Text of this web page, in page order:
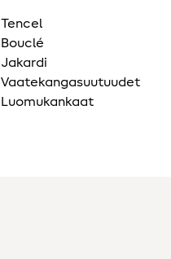
Tencel
Bouclé
Jakardi
Vaatekangasuutuudet
Luomukankaat